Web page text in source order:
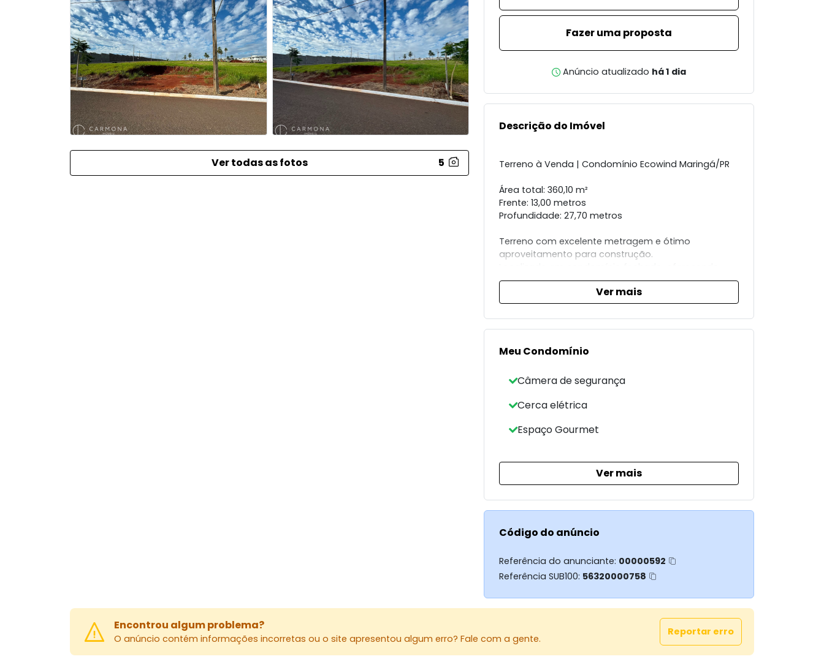
Ver todas as fotos 5
Fazer uma proposta
Anúncio atualizado há 1 dia
Descrição do Imóvel
Terreno à Venda | Condomínio Ecowind Maringá/PR
Área total: 360,10 m²
Frente: 13,00 metros
Profundidade: 27,70 metros
Terreno com excelente metragem e ótimo
aproveitamento para construção.
segurança e tranquilidade.
Ver mais
Meu Condomínio
Câmera de segurança
Cerca elétrica
Espaço Gourmet
Ver mais
Código do anúncio
Referência do anunciante: 00000592
Referência SUB100: 56320000758
Encontrou algum problema?
O anúncio contém informações incorretas ou o site apresentou algum erro? Fale com a gente.
Reportar erro